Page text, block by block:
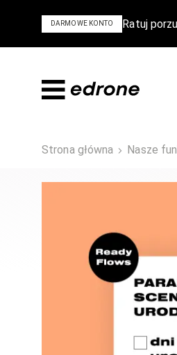
DARMOWE KONTO Ratuj
Poradniki i ebooki
Strona główna Nasze